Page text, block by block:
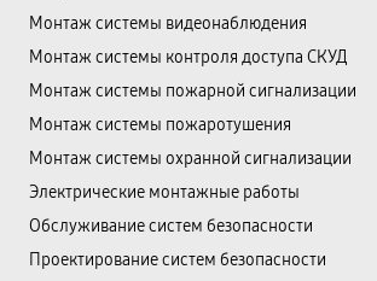
Монтаж системы видеонаблюдения
Монтаж системы контроля доступа СКУД
Монтаж системы пожарной сигнализации
Монтаж системы пожаротушения
Монтаж системы охранной сигнализации
Электрические монтажные работы
Обслуживание систем безопасности
Проектирование систем безопасности